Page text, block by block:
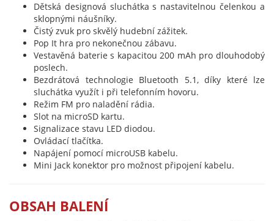
Dětská designová sluchátka s nastavitelnou čelenkou a
sklopnými náušníky.
Čistý zvuk pro skvělý hudební zážitek.
Pop It hra pro nekonečnou zábavu.
Vestavěná baterie s kapacitou 200 mAh pro dlouhodobý
poslech.
Bezdrátová technologie Bluetooth 5.1, díky které lze
sluchátka využít i při telefonním hovoru.
Režim FM pro naladění rádia.
Slot na microSD kartu.
Signalizace stavu LED diodou.
Ovládací tlačítka.
Napájení pomocí microUSB kabelu.
Mini Jack konektor pro možnost připojení kabelu.
OBSAH BALENÍ